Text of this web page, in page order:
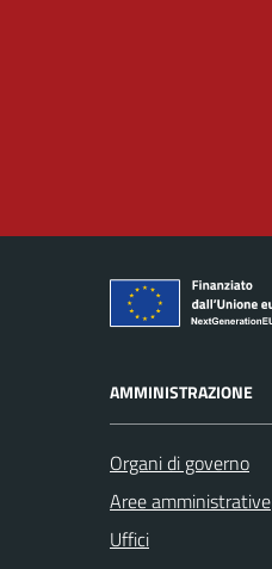
AMMINISTRAZIONE
Organi di governo
Aree amministrative
Uffici